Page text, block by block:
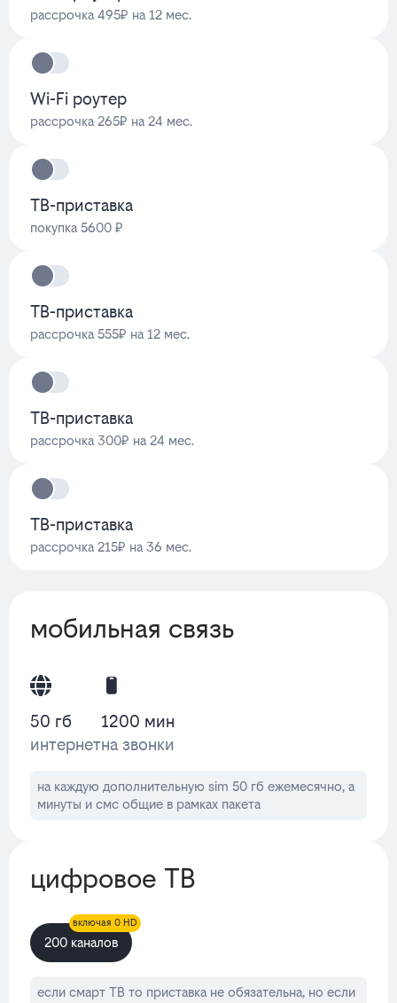
рассрочка 495₽ на 12 мес.
Wi-Fi роутер
рассрочка 265₽ на 24 мес.
ТВ-приставка
покупка 5600 ₽
ТВ-приставка
рассрочка 555₽ на 12 мес.
ТВ-приставка
рассрочка 300₽ на 24 мес.
ТВ-приставка
рассрочка 215₽ на 36 мес.
мобильная связь
50 гб
интернет
1200 мин
на звонки
на каждую дополнительную sim 50 гб ежемесячно, а
минуты и смс общие в рамках пакета
цифровое ТВ
200 каналов
включая 0 HD
если смарт ТВ то приставка не обязательна, но если